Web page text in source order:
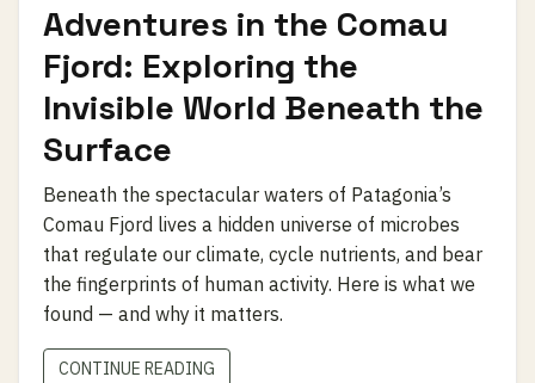
Adventures in the Comau
Fjord: Exploring the
Invisible World Beneath the
Surface
Beneath the spectacular waters of Patagonia’s
Comau Fjord lives a hidden universe of microbes
that regulate our climate, cycle nutrients, and bear
the fingerprints of human activity. Here is what we
found — and why it matters.
CONTINUE READING